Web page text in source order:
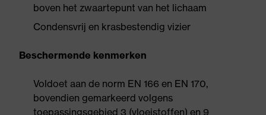
boven het zwaartepunt van het lichaam
Condensvrij en krasbestendig vizier
Beschermende kenmerken
Voldoet aan de norm EN 166 en EN 170,
bovendien gemarkeerd volgens
toepassingsgebied 3 (vloeistoffen) en 9